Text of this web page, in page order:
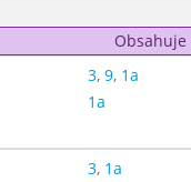
3, 9, 1a
1a
3, 1a